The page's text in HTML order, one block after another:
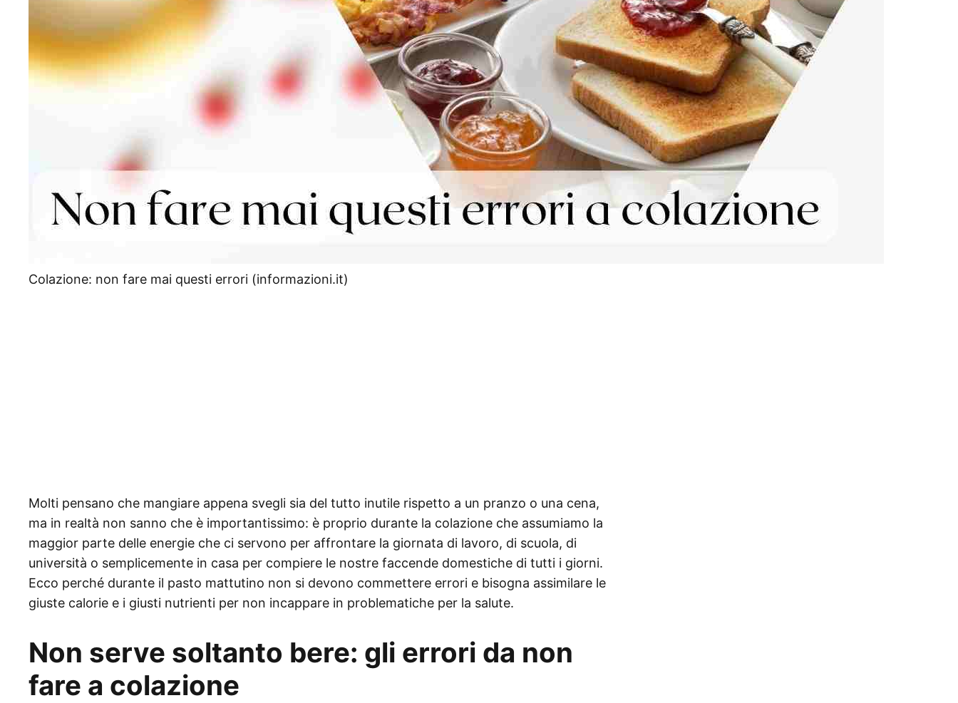
Colazione: non fare mai questi errori (informazioni.it)
Molti pensano che mangiare appena svegli sia del tutto inutile rispetto a un pranzo o una cena,
ma in realtà non sanno che è importantissimo: è proprio durante la colazione che assumiamo la
maggior parte delle energie che ci servono per affrontare la giornata di lavoro, di scuola, di
università o semplicemente in casa per compiere le nostre faccende domestiche di tutti i giorni.
Ecco perché durante il pasto mattutino non si devono commettere errori e bisogna assimilare le
giuste calorie e i giusti nutrienti per non incappare in problematiche per la salute.
Non serve soltanto bere: gli errori da non
fare a colazione